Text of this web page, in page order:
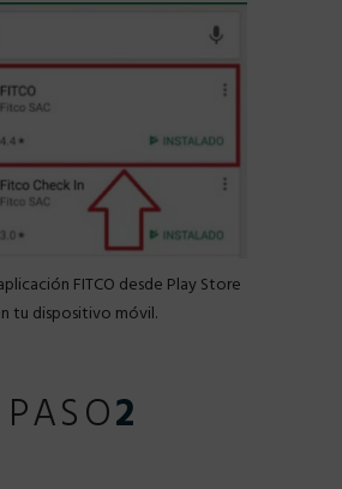
FITCO desde Play Store
tu dispositivo móvil.
PASO2